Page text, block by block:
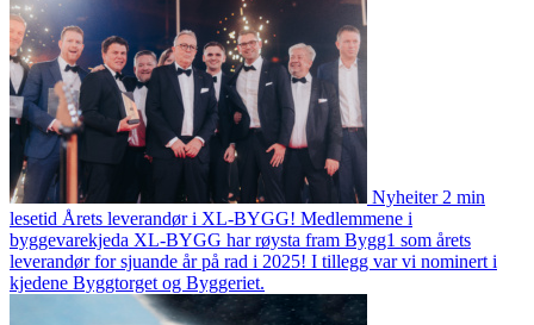
Nyheiter 2 min
lesetid Årets leverandør i XL-BYGG! Medlemmene i
byggevarekjeda XL-BYGG har røysta fram Bygg1 som årets
leverandør for sjuande år på rad i 2025! I tillegg var vi nominert i
kjedene Byggtorget og Byggeriet.